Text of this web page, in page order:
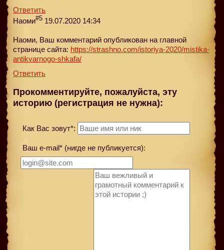
Ответить
Наоми#5 19.07.2020 14:34
Наоми, Ваш комментарий опубликован на главной
странице сайта: https://strashno.com/istoriya-2020/mistika-
antikvarnogo-shkafa/
Ответить
Прокомментируйте, пожалуйста, эту
историю (регистрация не нужна):
Как Вас зовут*:
Ваш e-mail* (нигде не публикуется):